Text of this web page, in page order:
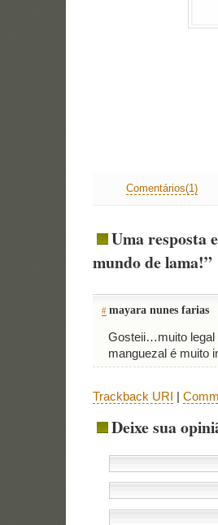
Comentários(1)
Uma resposta
mundo de lama!”
# mayara nunes farias
Gosteii…muito legal
manguezal é muito
Trackback URI |
Deixe sua